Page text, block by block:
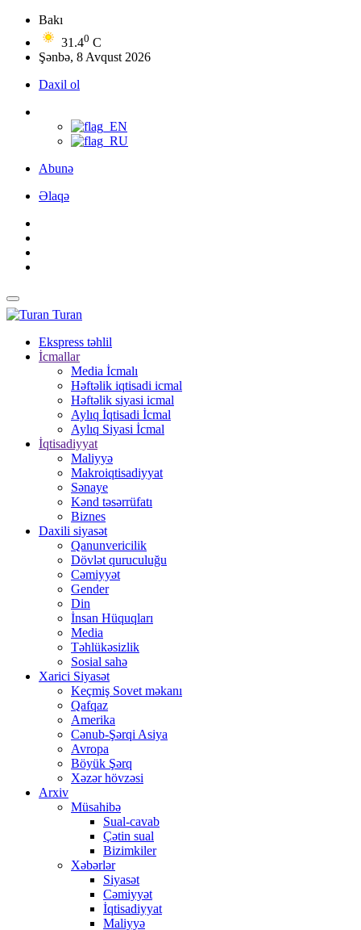
Bakı
31.40 C
Şənbə, 8 Avqust 2026
Daxil ol
Abunə
Əlaqə
Turan
Ekspress təhlil
İcmallar
Media İcmalı
Həftəlik iqtisadi icmal
Həftəlik siyasi icmal
Aylıq İqtisadi İcmal
Aylıq Siyasi İcmal
İqtisadiyyat
Maliyyə
Makroiqtisadiyyat
Sənaye
Kənd təsərrüfatı
Biznes
Daxili siyasət
Qanunvericilik
Dövlət quruculuğu
Cəmiyyət
Gender
Din
İnsan Hüquqları
Media
Təhlükəsizlik
Sosial sahə
Xarici Siyasət
Keçmiş Sovet məkanı
Qafqaz
Amerika
Cənub-Şərqi Asiya
Avropa
Böyük Şərq
Xəzər hövzəsi
Arxiv
Müsahibə
Sual-cavab
Çətin sual
Bizimkiler
Xəbərlər
Siyasət
Cəmiyyət
İqtisadiyyat
Maliyyə